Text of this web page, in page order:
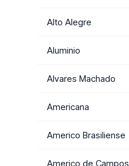
Alto Alegre
Aluminio
Alvares Machado
Americana
Americo Brasiliense
Americo de Campos